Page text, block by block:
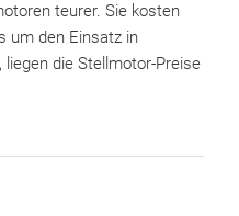
teurer. Sie kosten
um den Einsatz in
die Stellmotor-Preise